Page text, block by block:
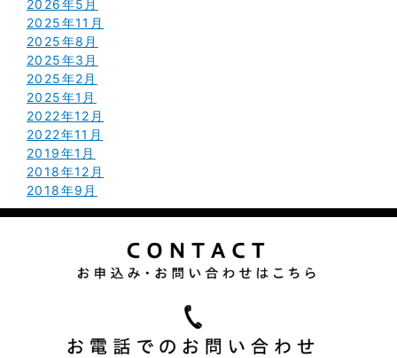
2026年5月
2025年11月
2025年8月
2025年3月
2025年2月
2025年1月
2022年12月
2022年11月
2019年1月
2018年12月
2018年9月